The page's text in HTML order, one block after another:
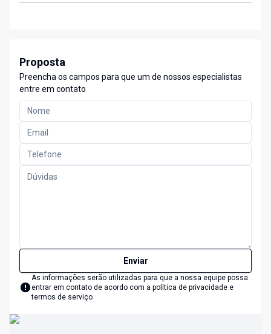
Proposta
Preencha os campos para que um de nossos especialistas
entre em contato
Enviar
As informações serão utilizadas para que a nossa equipe possa
entrar em contato de acordo com a política de privacidade e
termos de serviço